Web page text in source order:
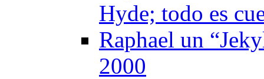
Hyde; todo es
Raphael un
2000